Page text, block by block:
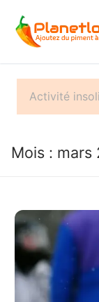
contenu
Mois : mars